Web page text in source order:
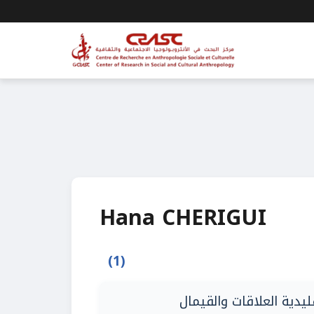
Hana CHERIGUI
(1)
العلاقات والقيمال